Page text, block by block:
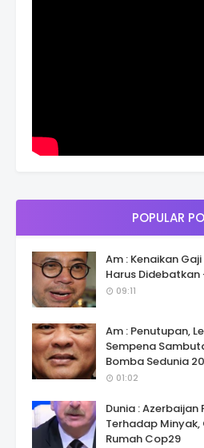
POPULAR
Am : Kenaikan
Harus Didebatkan
09:11
Am : Penutupan,
Sempena
Bomba Sedunia
01:02
Dunia :
Terhadap Minyak,
Rumah Cop29